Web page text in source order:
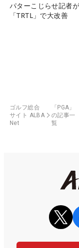
パターこじらせ記者が
「TRTL」で大改善
ゴルフ総合
サイト ALBA
Net
「PGA」
の記事一
覧